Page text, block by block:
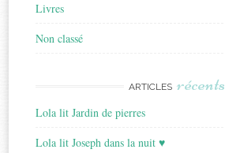
Livres
Non classé
ARTICLES récents
Lola lit Jardin de pierres
Lola lit Joseph dans la nuit ♥